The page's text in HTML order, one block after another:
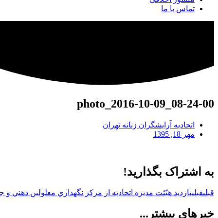
تماس با ما
photo_2016-10-09_08-24-00
اتحادیه آرایشگران زنانه تهران
مهر 18, 1395
به اشتراک بگذارید!
قبلیقبلیبازديد هيّئت مديره اتحاديه از مركز نگهداري معلولين ذهني
خبرهای بیشتر...